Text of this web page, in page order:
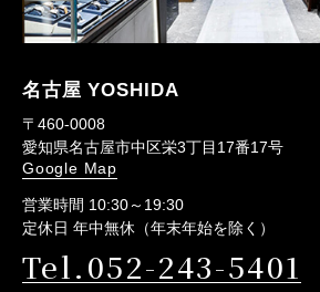
名古屋 YOSHIDA
〒460-0008
愛知県名古屋市中区栄3丁目17番17号
Google Map
営業時間 10:30～19:30
定休日 年中無休（年末年始を除く）
Tel.052-243-5401